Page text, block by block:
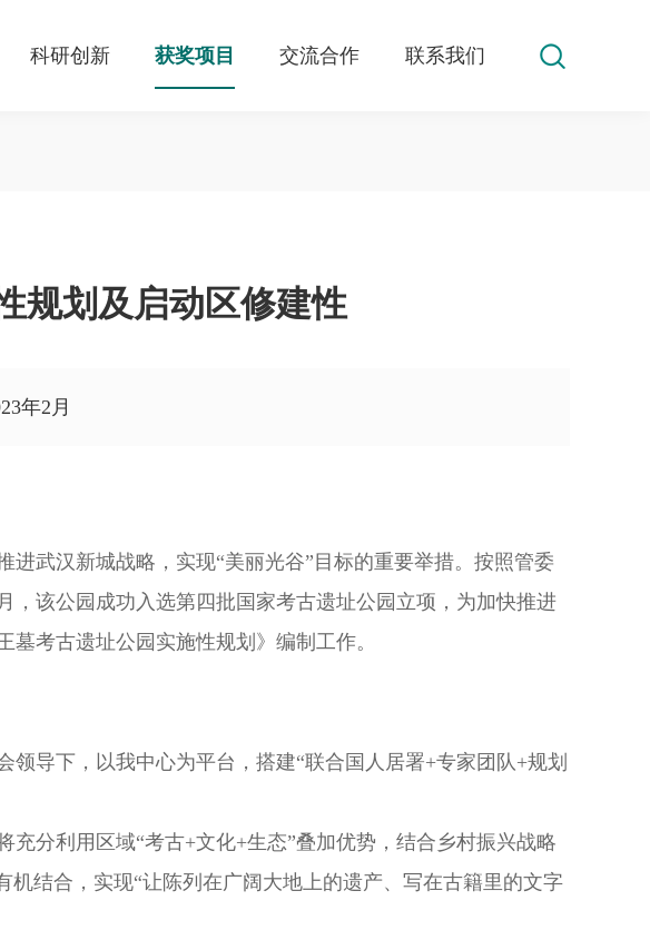
科研创新 获奖项目 交流合作 联系我们
规划及启动区修建性
年2月
武汉新城战略，实现“美丽光谷”目标的重要举措。按照管委
，该公园成功入选第四批国家考古遗址公园立项，为加快推进
考古遗址公园实施性规划》编制工作。
导下，以我中心为平台，搭建“联合国人居署+专家团队+规划
分利用区域“考古+文化+生态”叠加优势，结合乡村振兴战略
结合，实现“让陈列在广阔大地上的遗产、写在古籍里的文字